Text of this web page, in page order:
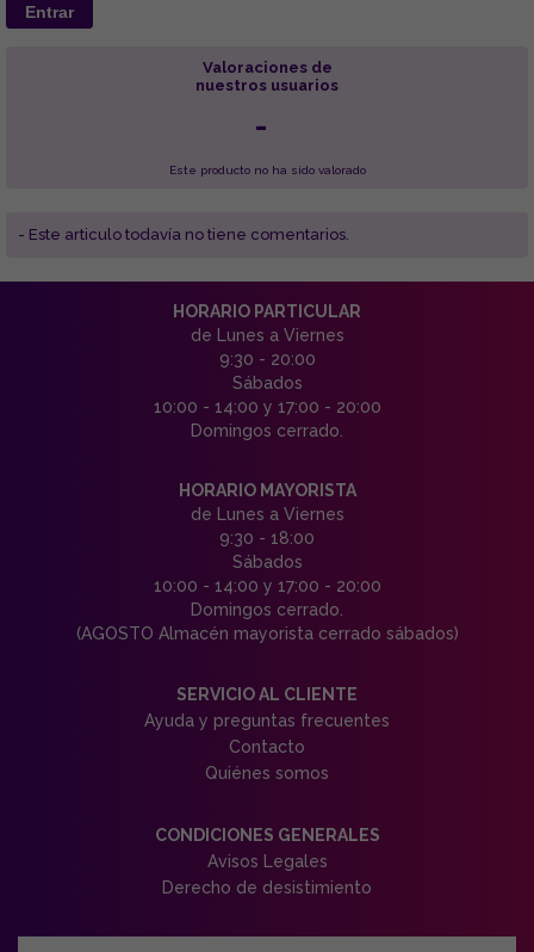
Entrar
Valoraciones de
nuestros usuarios
-
Este producto no ha sido valorado
- Este articulo todavía no tiene comentarios.
HORARIO PARTICULAR
de Lunes a Viernes
9:30 - 20:00
Sábados
10:00 - 14:00 y 17:00 - 20:00
Domingos cerrado.
HORARIO MAYORISTA
de Lunes a Viernes
9:30 - 18:00
Sábados
10:00 - 14:00 y 17:00 - 20:00
Domingos cerrado.
(AGOSTO Almacén mayorista cerrado sábados)
SERVICIO AL CLIENTE
Ayuda y preguntas frecuentes
Contacto
Quiénes somos
CONDICIONES GENERALES
Avisos Legales
Derecho de desistimiento